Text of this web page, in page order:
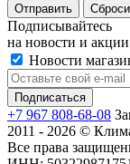
Подписывайтесь
на новости и акции
Новости
+7 967 808-68-08
2011 - 2026 ©
Все права